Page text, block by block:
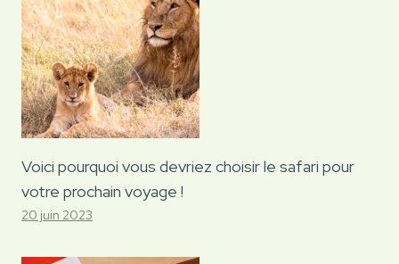
Voici pourquoi vous devriez choisir le safari pour
votre prochain voyage !
20 juin 2023